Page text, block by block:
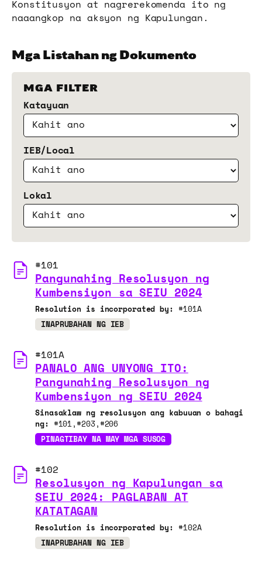
Konstitusyon at nagrerekomenda ito ng
naaangkop na aksyon ng Kapulungan.
Mga Listahan ng Dokumento
MGA FILTER
Katayuan
IEB/Local
Lokal
#101
Pangunahing Resolusyon ng
Kumbensiyon sa SEIU 2024
Resolution is incorporated by: #101A
INAPRUBAHAN NG IEB
#101A
PANALO ANG UNYONG ITO:
Pangunahing Resolusyon ng
Kumbensiyon ng SEIU 2024
Sinasaklaw ng resolusyon ang kabuuan o bahagi
ng:
#101 #203
#206
PINAGTIBAY NA MAY MGA SUSOG
#102
Resolusyon ng Kapulungan sa
SEIU 2024: PAGLABAN AT
KATATAGAN
Resolution is incorporated by: #102A
INAPRUBAHAN NG IEB